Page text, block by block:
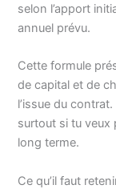
selon l’apport
annuel prévu.
Cette formule
de capital et de
l’issue du
surtout si tu veux
long terme.
Ce qu’il faut